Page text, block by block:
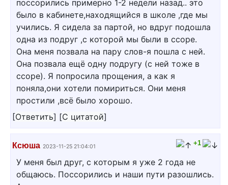
поссорились примерно 1-2 недели назад.. это
было в кабинете,находящийся в школе ,где мы
учились. Я сидела за партой, но вдруг подошла
одна из подруг ,с которой мы были в ссоре.
Она меня позвала на пару слов-я пошла с ней.
Она позвала ещё одну подругу (с ней тоже в
ссоре). Я попросила прощения, а как я
поняла,они хотели помириться. Они меня
простили ,всё было хорошо.
[Ответить] [С цитатой]
Ксюша 2023-11-25 21:04:01 +1
У меня был друг, с которым я уже 2 года не
общаюсь. Поссорились и наши пути разошлись.